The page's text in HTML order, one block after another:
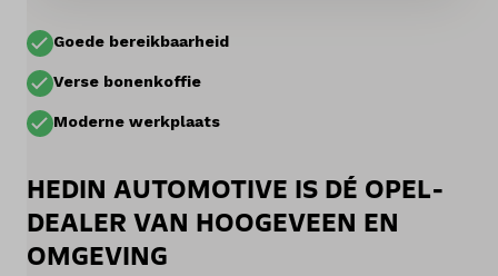
Vacatures
Diensten
Goede bereikbaarheid
Verse bonenkoffie
Moderne werkplaats
HEDIN AUTOMOTIVE IS DÉ OPEL-
DEALER VAN HOOGEVEEN EN
OMGEVING